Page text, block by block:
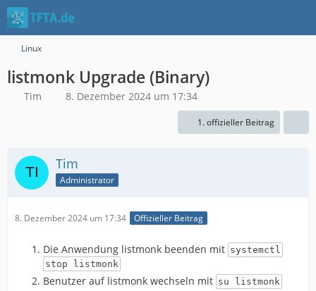
Linux
listmonk Upgrade (Binary)
Tim 8. Dezember 2024 um 17:34
1. offizieller Beitrag
Tim
Administrator
8. Dezember 2024 um 17:34 Offizieller Beitrag
Die Anwendung listmonk beenden mit systemctl
stop listmonk
Benutzer auf listmonk wechseln mit su listmonk